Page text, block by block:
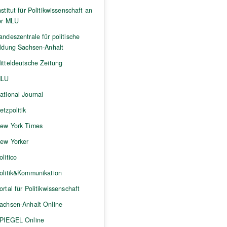
für Politikwissenschaft an
MLU
für politische
Sachsen-Anhalt
Zeitung
Journal
York Times
Yorker
für Politikwissenschaft
Anhalt Online
Online